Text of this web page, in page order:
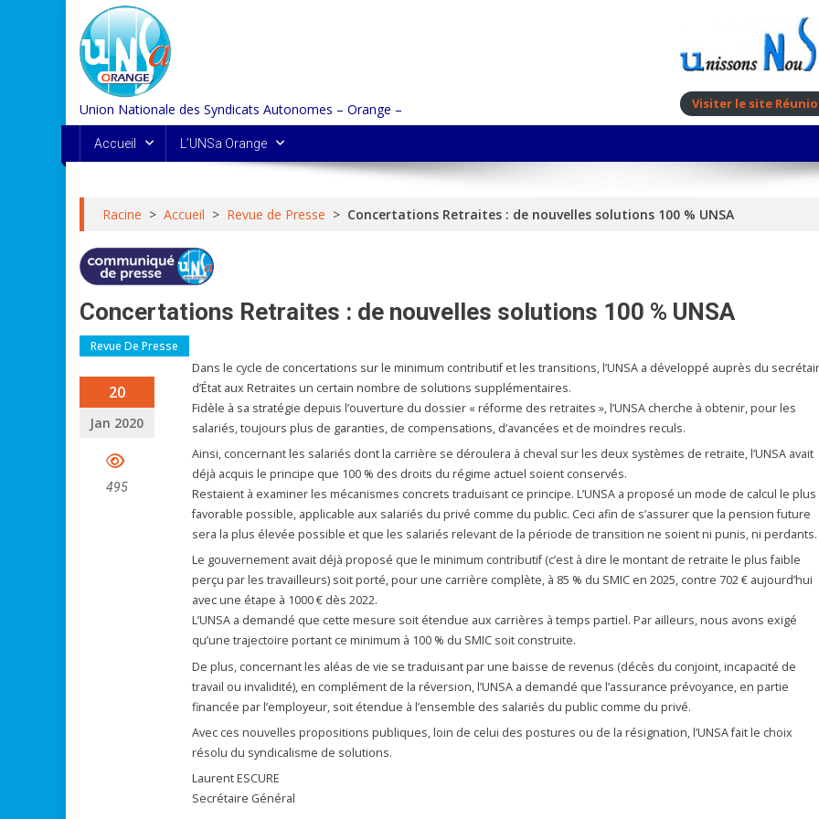
content
Union Nationale des Syndicats Autonomes – Orange – Visiter le site
Accueil L’UNSa Orange
Racine > Accueil > Revue de Presse > Concertations Retraites : de nouvelles solutions 100 % UNSA
Concertations Retraites : de nouvelles solutions 100 % UNSA
Revue De Presse
20
Jan 2020
495
Dans le cycle de concertations sur le minimum contributif et les transitions, l’UNSA a développé auprès du
d’État aux Retraites un certain nombre de solutions supplémentaires.
Fidèle à sa stratégie depuis l’ouverture du dossier « réforme des retraites », l’UNSA cherche à obtenir, pour les
salariés, toujours plus de garanties, de compensations, d’avancées et de moindres reculs.
Ainsi, concernant les salariés dont la carrière se déroulera à cheval sur les deux systèmes de retraite, l’UNSA avait
déjà acquis le principe que 100 % des droits du régime actuel soient conservés.
Restaient à examiner les mécanismes concrets traduisant ce principe. L’UNSA a proposé un mode de calcul le plus
favorable possible, applicable aux salariés du privé comme du public. Ceci afin de s’assurer que la pension future
sera la plus élevée possible et que les salariés relevant de la période de transition ne soient ni punis, ni perdants.
Le gouvernement avait déjà proposé que le minimum contributif (c’est à dire le montant de retraite le plus faible
perçu par les travailleurs) soit porté, pour une carrière complète, à 85 % du SMIC en 2025, contre 702 € aujourd’hui
avec une étape à 1000 € dès 2022.
L’UNSA a demandé que cette mesure soit étendue aux carrières à temps partiel. Par ailleurs, nous avons exigé
qu’une trajectoire portant ce minimum à 100 % du SMIC soit construite.
De plus, concernant les aléas de vie se traduisant par une baisse de revenus (décès du conjoint, incapacité de
travail ou invalidité), en complément de la réversion, l’UNSA a demandé que l’assurance prévoyance, en partie
financée par l’employeur, soit étendue à l’ensemble des salariés du public comme du privé.
Avec ces nouvelles propositions publiques, loin de celui des postures ou de la résignation, l’UNSA fait le choix
résolu du syndicalisme de solutions.
Laurent ESCURE
Secrétaire Général